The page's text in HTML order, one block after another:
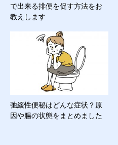
で出来る排便を促す方法をお
教えします
弛緩性便秘はどんな症状？原
因や腸の状態をまとめました